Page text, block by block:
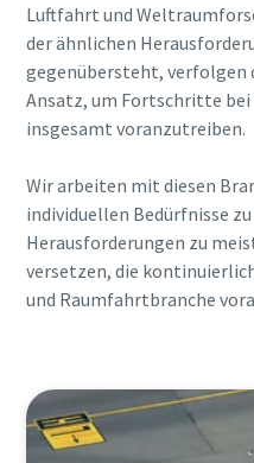
Luftfahrt und
der ähnlichen
gegenübersteht, verfolgen
Ansatz, um Fortschritte
insgesamt voranzutreiben.
Wir arbeiten mit diesen
individuellen Bedürfnisse
Herausforderungen zu
versetzen, die
und Raumfahrtbranche